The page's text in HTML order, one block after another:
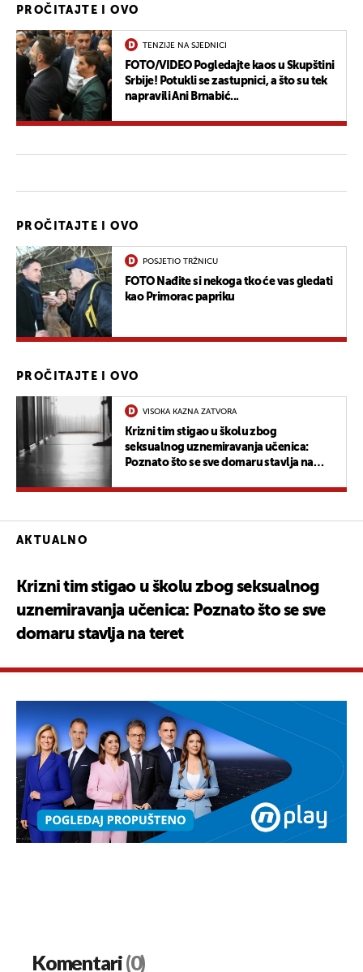
PROČITAJTE I OVO
TENZIJE NA SJEDNICI
FOTO/VIDEO Pogledajte kaos u Skupštini
Srbije! Potukli se zastupnici, a što su tek
napravili Ani Brnabić...
PROČITAJTE I OVO
POSJETIO TRŽNICU
FOTO Nađite si nekoga tko će vas gledati
kao Primorac papriku
PROČITAJTE I OVO
VISOKA KAZNA ZATVORA
Krizni tim stigao u školu zbog
seksualnog uznemiravanja učenica:
Poznato što se sve domaru stavlja na
AKTUALNO
Krizni tim stigao u školu zbog seksualnog
uznemiravanja učenica: Poznato što se sve
domaru stavlja na teret
Komentari(0)